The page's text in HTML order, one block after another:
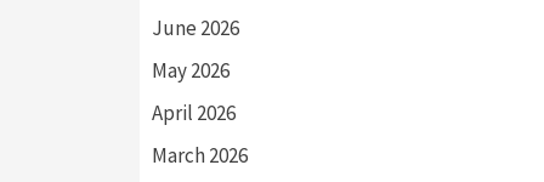
June 2026
May 2026
April 2026
March 2026